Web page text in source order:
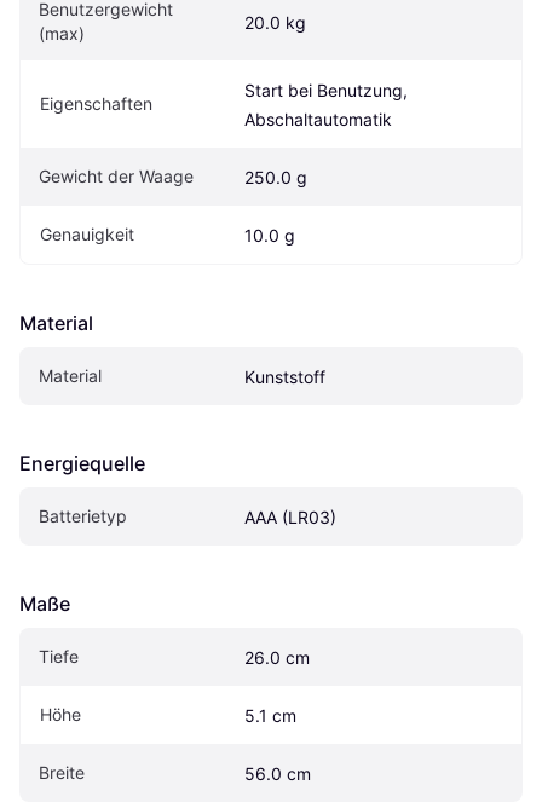
Benutzergewicht
(max)
20.0 kg
Eigen­schaften
Start bei Benutzung,
Abschaltautomatik
Gewicht der Waage 250.0 g
Genauigkeit 10.0 g
Material
Material Kunststoff
Energiequelle
Batterietyp AAA (LR03)
Maße
Tiefe 26.0 cm
Höhe 5.1 cm
Breite 56.0 cm